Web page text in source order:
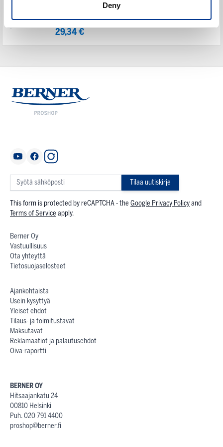
Deny
Vileda ClickSpeed kehys 40 cm
29,34 €
Tilaa uutiskirje
This form is protected by reCAPTCHA - the Google Privacy Policyand
Terms of Service apply.
Berner Oy
Vastuullisuus
Ota yhteyttä
Tietosuojaselosteet
Ajankohtaista
Usein kysyttyä
Yleiset ehdot
Tilaus- ja toimitustavat
Maksutavat
Reklamaatiot ja palautusehdot
Oiva-raportti
BERNER OY
Hitsaajankatu 24
00810 Helsinki
Puh. 020 791 4400
proshop@berner.fi